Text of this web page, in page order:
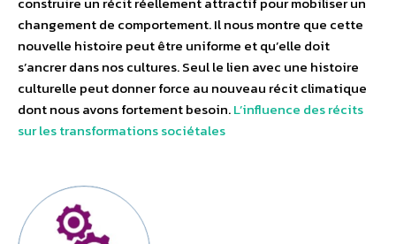
changement de comportement. Il nous montre que cette
nouvelle histoire peut être uniforme et qu’elle doit
s’ancrer dans nos cultures. Seul le lien avec une histoire
culturelle peut donner force au nouveau récit climatique
dont nous avons fortement besoin.L’influence des récits
sur les transformations sociétales